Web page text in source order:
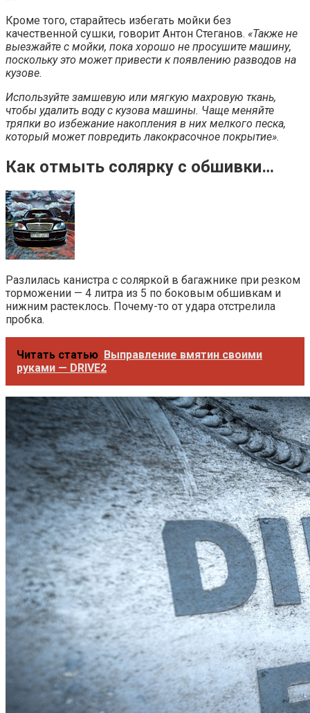
Кроме того, старайтесь избегать мойки без
качественной сушки, говорит Антон Стеганов. «Также не
выезжайте с мойки, пока хорошо не просушите машину,
поскольку это может привести к появлению разводов на
кузове.
Используйте замшевую или мягкую махровую ткань,
чтобы удалить воду с кузова машины. Чаще меняйте
тряпки во избежание накопления в них мелкого песка,
который может повредить лакокрасочное покрытие».
Как отмыть солярку с обшивки…
Разлилась канистра с соляркой в багажнике при резком
торможении — 4 литра из 5 по боковым обшивкам и
нижним растеклось. Почему-то от удара отстрелила
пробка.
Читать статью Выправление вмятин своими
руками — DRIVE2